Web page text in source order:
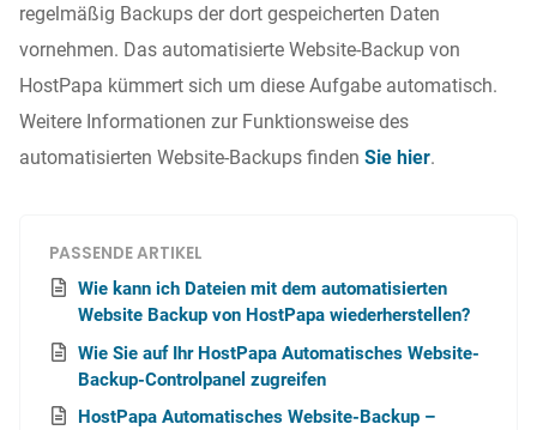
regelmäßig Backups der dort gespeicherten Daten
vornehmen. Das automatisierte Website-Backup von
HostPapa kümmert sich um diese Aufgabe automatisch.
Weitere Informationen zur Funktionsweise des
automatisierten Website-Backups finden Sie hier.
PASSENDE ARTIKEL
Wie kann ich Dateien mit dem automatisierten
Website Backup von HostPapa wiederherstellen?
Wie Sie auf Ihr HostPapa Automatisches Website-
Backup-Controlpanel zugreifen
HostPapa Automatisches Website-Backup –